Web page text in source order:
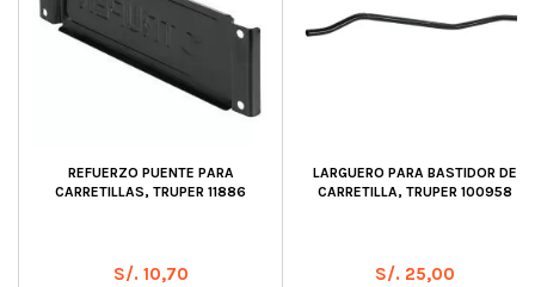
REFUERZO PUENTE PARA
CARRETILLAS, TRUPER 11886
Precio
S/. 10,70
LARGUERO PARA BASTIDOR DE
CARRETILLA, TRUPER 100958
Precio
S/. 25,00